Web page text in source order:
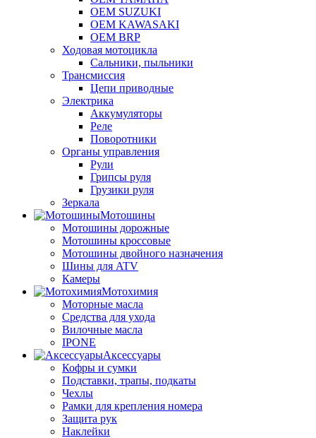
OEM SUZUKI
OEM KAWASAKI
OEM BRP
Ходовая мотоцикла
Сальники, пыльники
Трансмиссия
Цепи приводные
Электрика
Аккумуляторы
Реле
Поворотники
Органы управления
Рули
Грипсы руля
Грузики руля
Зеркала
Мотошины
Мотошины дорожные
Мотошины кроссовые
Мотошины двойного назначения
Шины для ATV
Камеры
Мотохимия
Моторные масла
Средства для ухода
Вилочные масла
IPONE
Аксессуары
Кофры и сумки
Подставки, трапы, подкаты
Чехлы
Рамки для крепления номера
Защита рук
Наклейки